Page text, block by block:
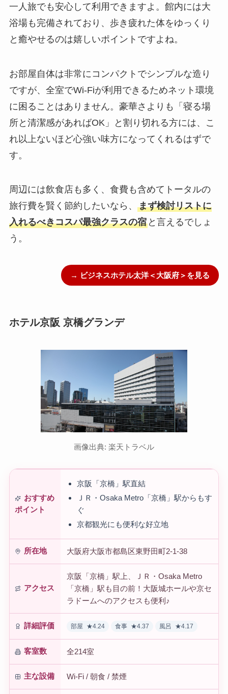
一人旅でも安心して利用できますよ。館内には大
浴場も完備されており、歩き疲れた体をゆっくり
と癒やせるのは嬉しいポイントですよね。
お部屋自体は非常にコンパクトでシンプルな造り
ですが、全室でWi-Fiが利用できるためネット環境
に困ることはありません。豪華さよりも「寝る場
所と清潔感があればOK」と割り切れる方には、こ
れ以上ないほど心強い味方になってくれるはずで
す。
周辺には飲食店も多く、食費も含めてトータルの
旅行費を賢く節約したいなら、 まず検討リストに
入れるべきコスパ最強クラスの宿と言えるでしょ
う。
→ ビジネスホテル太洋＜大阪府＞を見る
ホテル京阪 京橋グランデ
画像出典: 楽天トラベル
おすすめ
ポイント
京阪「京橋」駅直結
ＪＲ・Osaka Metro「京橋」駅からもす
ぐ
京都観光にも便利な好立地
所在地 大阪府大阪市都島区東野田町2-1-38
アクセス
京阪「京橋」駅上、ＪＲ・Osaka Metro
「京橋」駅も目の前！大阪城ホールや京セ
ラドームへのアクセスも便利♪
詳細評価 部屋 ★4.24 食事 ★4.37 風呂 ★4.17
客室数 全214室
主な設備 Wi-Fi / 朝食 / 禁煙